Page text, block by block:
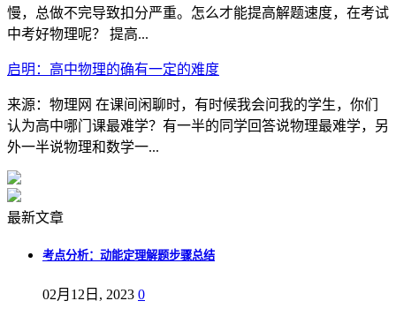
慢，总做不完导致扣分严重。怎么才能提高解题速度，在考试
中考好物理呢？ 提高...
启明：高中物理的确有一定的难度
来源：物理网 在课间闲聊时，有时候我会问我的学生，你们
认为高中哪门课最难学？有一半的同学回答说物理最难学，另
外一半说物理和数学一...
最新文章
考点分析：动能定理解题步骤总结
02月12日, 2023 0